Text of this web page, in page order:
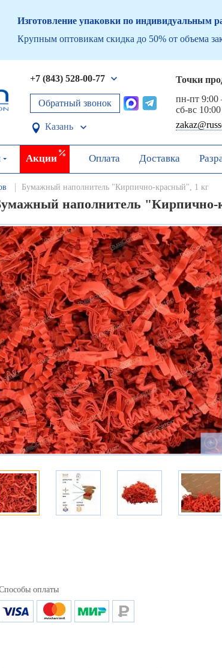
Изготовление упаковки по индивидуальным
Крупным оптовикам скидка до 50% от объема
+7 (843) 528-00-77
Обратный звонок
Казань
Точки
пн-пт 9:00
сб-вс
Акции Оплата Доставка
Бумажный наполнитель "Кирпично-красный", 1 кг
наполнитель "Кирпично-
оплаты